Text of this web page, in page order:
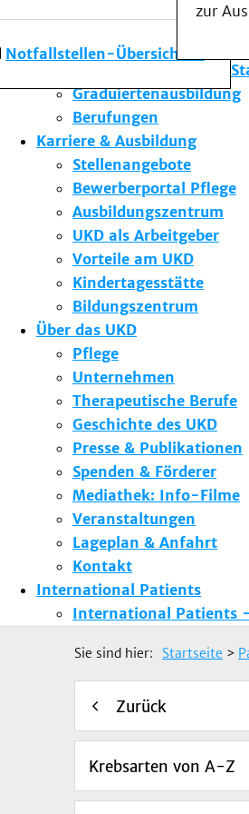
Notfallstellen-Übersicht
zur
Forschung am UKD
Studium & Lehre
Gründungsförderung
Graduiertenausbildung
Berufungen
Karriere & Ausbildung
Stellenangebote
Bewerberportal Pflege
Ausbildungszentrum
UKD als Arbeitgeber
Vorteile am UKD
Kindertagesstätte
Bildungszentrum
Über das UKD
Pflege
Unternehmen
Therapeutische Berufe
Geschichte des UKD
Presse & Publikationen
Spenden & Förderer
Mediathek: Info-Filme
Veranstaltungen
Lageplan & Anfahrt
Kontakt
International Patients
International Patients
Sie sind hier: Startseite >
Zurück
Krebsarten von A-Z